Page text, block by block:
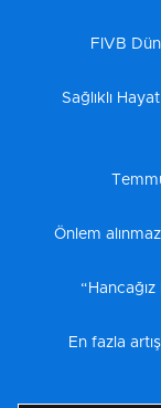
FIVB
Sağlıklı
Önlem
“Hancağız
En fazla